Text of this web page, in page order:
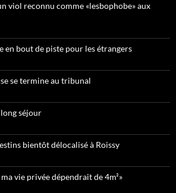
viol reconnu comme «lesbophobe» aux
en bout de piste pour les étrangers
se termine au tribunal
séjour
bientôt délocalisé à Roissy
ma vie privée dépendrait de 4m²»